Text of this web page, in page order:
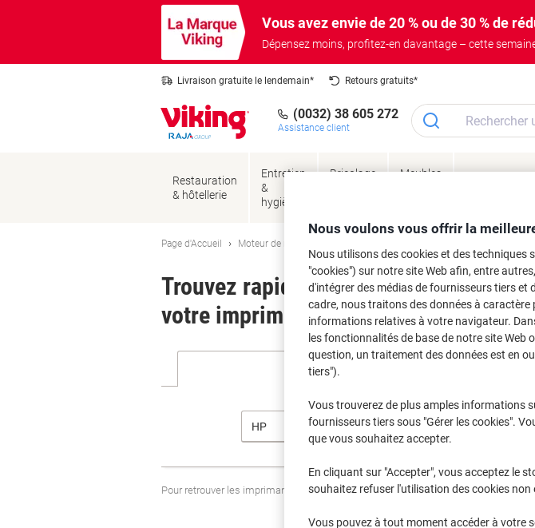
Vous avez envie de 20 % ou de 30 % de
Dépensez moins, profitez-en davantage – cette
Livraison gratuite le lendemain* Retours gratuits*
(0032) 38 605 272
Assistance client
Restauration
& hôtellerie
Entretien
&
hygiène
Bricolage
Meubles
Page d'Accueil Moteur de recherche d'encre et toner
Trouvez rapidement les cartouches
votre imprimante.
HP Deskjet
Pour retrouver les imprimantes listées et/ou les cartouches précédemment
Nous voulons vous offrir la
Nous utilisons des cookies et des techniques
"cookies") sur notre site Web afin, entre
d'intégrer des médias de fournisseurs tiers et
cadre, nous traitons des données à caractère
informations relatives à votre navigateur.
les fonctionnalités de base de notre site Web
question, un traitement des données est en
tiers").
Vous trouverez de plus amples informations
fournisseurs tiers sous "Gérer les cookies".
que vous souhaitez accepter.
En cliquant sur "Accepter", vous acceptez le
souhaitez refuser l'utilisation des cookies non
Vous pouvez à tout moment accéder à votre